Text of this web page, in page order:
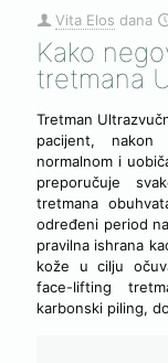
Vita Elos dana
Kako
tretmana
Tretman
pacijent,
normalnom i
preporučuje
tretmana
određeni period
pravilna ishrana
kože u cilju
face-lifting
karbonski piling,